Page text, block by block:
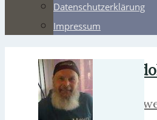
Datenschutzerklärung
Impressum